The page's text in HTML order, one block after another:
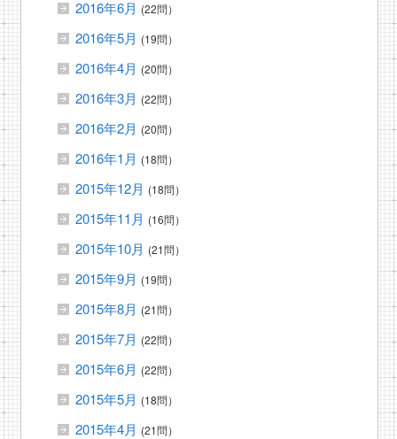
2016年6月 (22問）
2016年5月 (19問）
2016年4月 (20問）
2016年3月 (22問）
2016年2月 (20問）
2016年1月 (18問）
2015年12月 (18問）
2015年11月 (16問）
2015年10月 (21問）
2015年9月 (19問）
2015年8月 (21問）
2015年7月 (22問）
2015年6月 (22問）
2015年5月 (18問）
2015年4月 (21問）